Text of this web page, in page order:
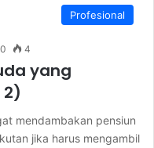
Profesional
0 4
yang
mendambakan pensiun
jika harus mengambil